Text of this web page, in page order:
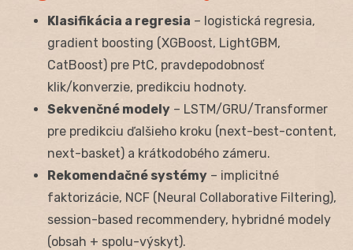
Klasifikácia a regresia – logistická regresia,
gradient boosting (XGBoost, LightGBM,
CatBoost) pre PtC, pravdepodobnosť
klik/konverzie, predikciu hodnoty.
Sekvenčné modely – LSTM/GRU/Transformer
pre predikciu ďalšieho kroku (next-best-content,
next-basket) a krátkodobého zámeru.
Rekomendačné systémy – implicitné
faktorizácie, NCF (Neural Collaborative Filtering),
session-based recommendery, hybridné modely
(obsah + spolu-výskyt).